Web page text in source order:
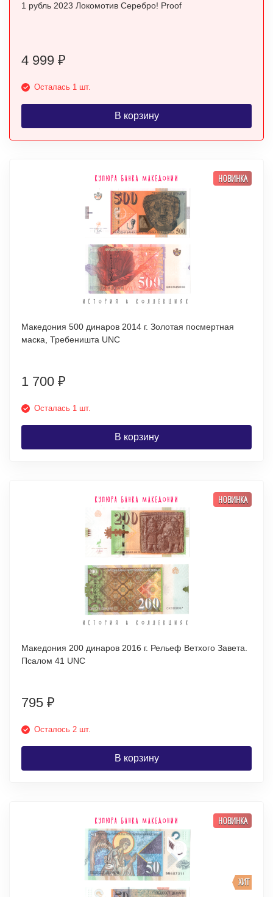
1 рубль 2023 Локомотив Серебро! Proof
4 999 ₽
Осталась 1 шт.
В корзину
НОВИНКА
Македония 500 динаров 2014 г. Золотая посмертная
маска, Требеништа UNC
1 700 ₽
Осталась 1 шт.
В корзину
НОВИНКА
Македония 200 динаров 2016 г. Рельеф Ветхого Завета.
Псалом 41 UNC
795 ₽
Осталось 2 шт.
В корзину
ХИТ
НОВИНКА